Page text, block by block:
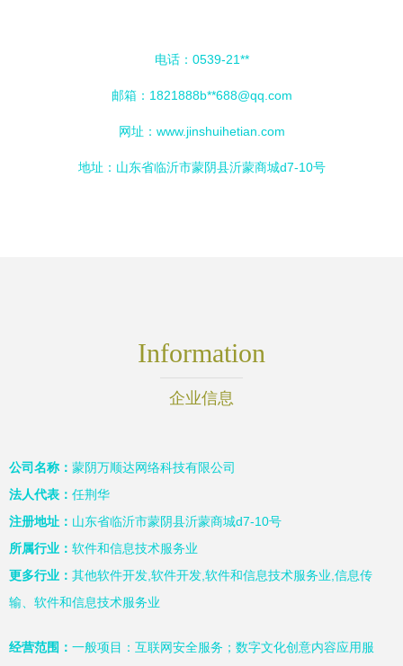
电话：0539-21**
邮箱：1821888b**688@qq.com
网址： www.jinshuihetian.com
地址：山东省临沂市蒙阴县沂蒙商城d7-10号
Information
企业信息
公司名称： 蒙阴万顺达网络科技有限公司
法人代表： 任荆华
注册地址： 山东省临沂市蒙阴县沂蒙商城d7-10号
所属行业： 软件和信息技术服务业
更多行业： 其他软件开发,软件开发,软件和信息技术服务业,信息传
输、软件和信息技术服务业
经营范围： 一般项目：互联网安全服务；数字文化创意内容应用服